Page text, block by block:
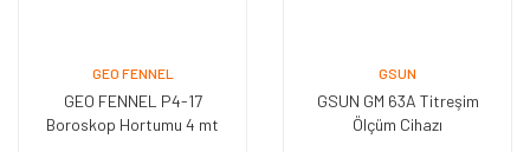
GEO FENNEL
GEO FENNEL P4-17
Boroskop Hortumu 4 mt
GSUN
GSUN GM 63A Titreşim
Ölçüm Cihazı